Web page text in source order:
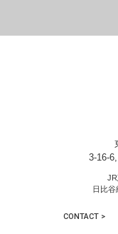
3-16-
日比
CONTACT >